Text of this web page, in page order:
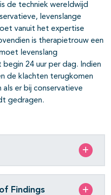
de techniek wereldwijd
levenslange
vanuit het expertise
is therapietrouw een
levenslang
24 uur per dag. Indien
de klachten terugkomen
er bij conservatieve
gedragen.
Findings